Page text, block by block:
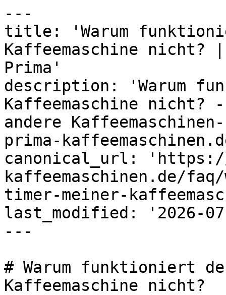
---
title: 'Warum
Kaffeemaschine nicht? |
Prima'
description: 'Warum
Kaffeemaschine nicht?
andere
prima-
canonical_url: 'https://
kaffeemaschinen.de/
timer-meiner-
last_modified: '2026-
---
# Warum funktioniert
Kaffeemaschine nicht?